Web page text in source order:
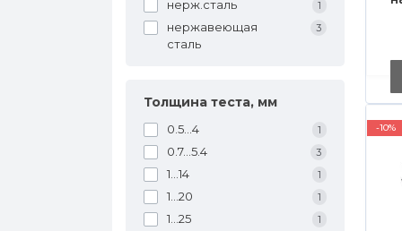
нерж.сталь 1
нержавеющая
сталь
3
Толщина теста, мм
0.5...4 1
0.7...5.4 3
1...14 1
1...20 1
1...25 1
-10%